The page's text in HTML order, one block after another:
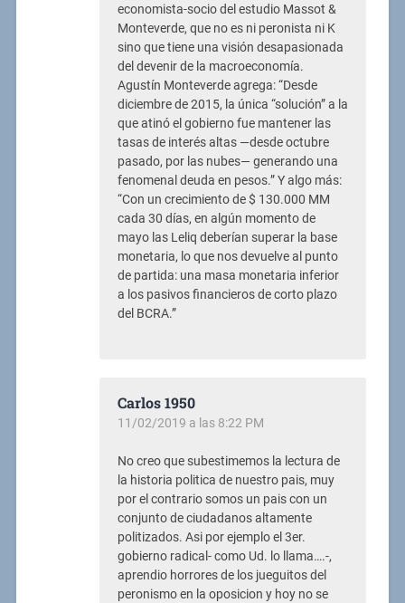
economista-socio del estudio Massot &
Monteverde, que no es ni peronista ni K
sino que tiene una visión desapasionada
del devenir de la macroeconomía.
Agustín Monteverde agrega: “Desde
diciembre de 2015, la única “solución” a la
que atinó el gobierno fue mantener las
tasas de interés altas —desde octubre
pasado, por las nubes— generando una
fenomenal deuda en pesos.” Y algo más:
“Con un crecimiento de $ 130.000 MM
cada 30 días, en algún momento de
mayo las Leliq deberían superar la base
monetaria, lo que nos devuelve al punto
de partida: una masa monetaria inferior
a los pasivos financieros de corto plazo
del BCRA.”
Carlos 1950
11/02/2019 a las 8:22 PM
No creo que subestimemos la lectura de
la historia politica de nuestro pais, muy
por el contrario somos un pais con un
conjunto de ciudadanos altamente
politizados. Asi por ejemplo el 3er.
gobierno radical- como Ud. lo llama….-,
aprendio horrores de los jueguitos del
peronismo en la oposicion y hoy no se